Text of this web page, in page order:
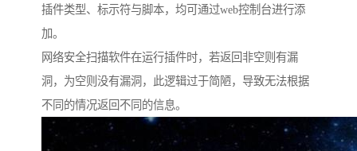
插件类型、标示符与脚本，均可通过web控制台进行添
加。
网络安全扫描软件在运行插件时，若返回非空则有漏
洞，为空则没有漏洞，此逻辑过于简陋，导致无法根据
不同的情况返回不同的信息。